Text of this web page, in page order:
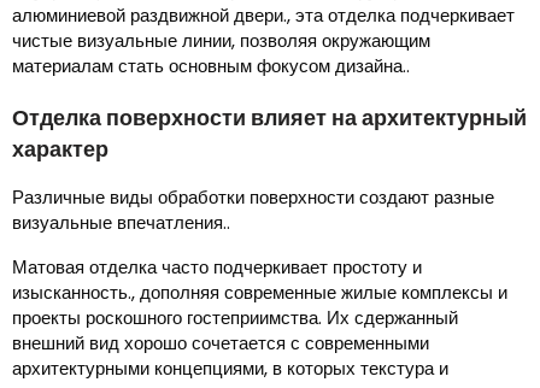
алюминиевой раздвижной двери., эта отделка подчеркивает
чистые визуальные линии, позволяя окружающим
материалам стать основным фокусом дизайна..
Отделка поверхности влияет на архитектурный
характер
Различные виды обработки поверхности создают разные
визуальные впечатления..
Матовая отделка часто подчеркивает простоту и
изысканность., дополняя современные жилые комплексы и
проекты роскошного гостеприимства. Их сдержанный
внешний вид хорошо сочетается с современными
архитектурными концепциями, в которых текстура и